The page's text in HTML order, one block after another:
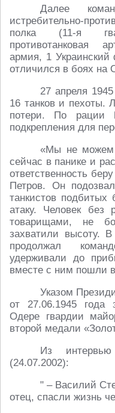
Далее
истребительно-
полка (11-я
противотанковая
армия, 1 Украинский
отличился в боях на
27 апреля
16 танков и пехоты.
потери. По рации
подкрепления для
«Мы не можем
сейчас в панике и
ответственность
Петров. Он
танкистов
атаку. Человек
товарищами, не
захватили высоту.
продолжал
удерживали до
вместе с ним пошли
Указом
от 27.06.1945 года
Одере гвардии
второй медали
Из
(24.07.2002):
" – Василий
отец, спасли жизнь